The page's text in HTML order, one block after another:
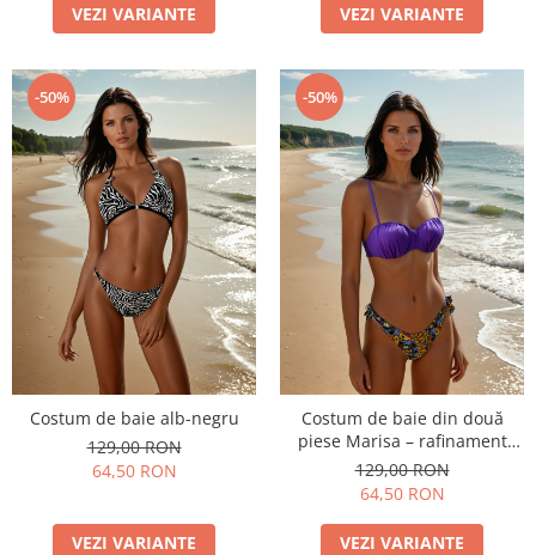
VEZI VARIANTE VEZI VARIANTE
-50%
Costum de baie alb-negru
129,00 RON
64,50 RON
VEZI VARIANTE
-50%
Costum de baie din două
piese Marisa – rafinament
modern și confort de vară
129,00 RON
64,50 RON
VEZI VARIANTE